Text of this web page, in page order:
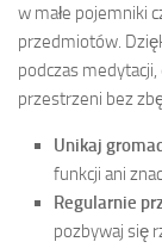
w małe pojemniki
przedmiotów.
podczas
przestrzeni bez
Unikaj
funkcji ani
Regularnie
pozbywaj się